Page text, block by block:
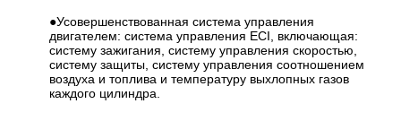
●Усовершенствованная система управления
двигателем: система управления ECI, включающая:
систему зажигания, систему управления скоростью,
систему защиты, систему управления соотношением
воздуха и топлива и температуру выхлопных газов
каждого цилиндра.